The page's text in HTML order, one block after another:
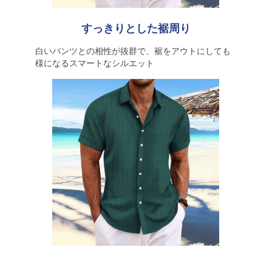
すっきりとした裾周り
白いパンツとの相性が抜群で、裾をアウトにしても
様になるスマートなシルエット